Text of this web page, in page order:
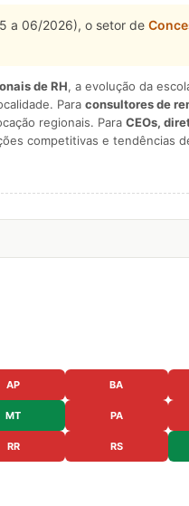
a 06/2026), o setor de
de RH, a evolução da
Para consultores de
regionais. Para CEOs,
competitivas e tendências
AP BA
MT PA
RR RS